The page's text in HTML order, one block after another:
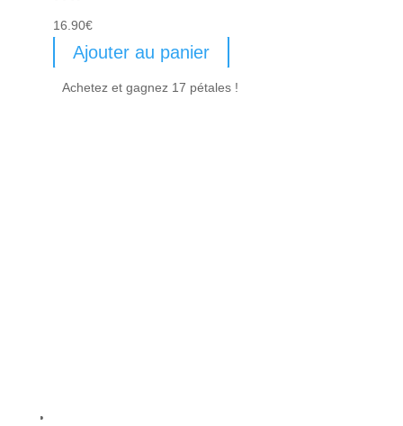
16.90€
Ajouter au panier
Achetez et gagnez 17 pétales !